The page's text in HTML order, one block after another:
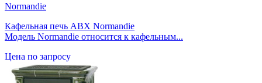
Normandie
Кафельная печь ABX Normandie
Модель Normandie относится к кафельным...
Цена по запросу